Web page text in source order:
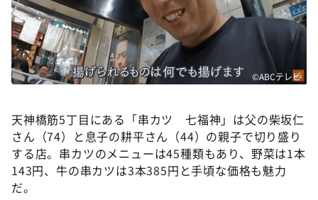
©ABCテレビ
天神橋筋5丁目にある「串カツ 七福神」は父の柴坂仁
さん（74）と息子の耕平さん（44）の親子で切り盛り
する店。串カツのメニューは45種類もあり、野菜は1本
143円、牛の串カツは3本385円と手頃な価格も魅力
だ。